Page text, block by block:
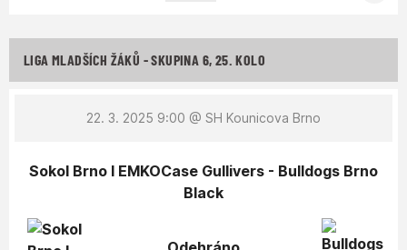
LIGA MLADŠÍCH ŽÁKŮ - SKUPINA 6, 25. KOLO
22. 3. 2025 9:00 @ SH Kounicova Brno
Sokol Brno I EMKOCase Gullivers - Bulldogs Brno
Black